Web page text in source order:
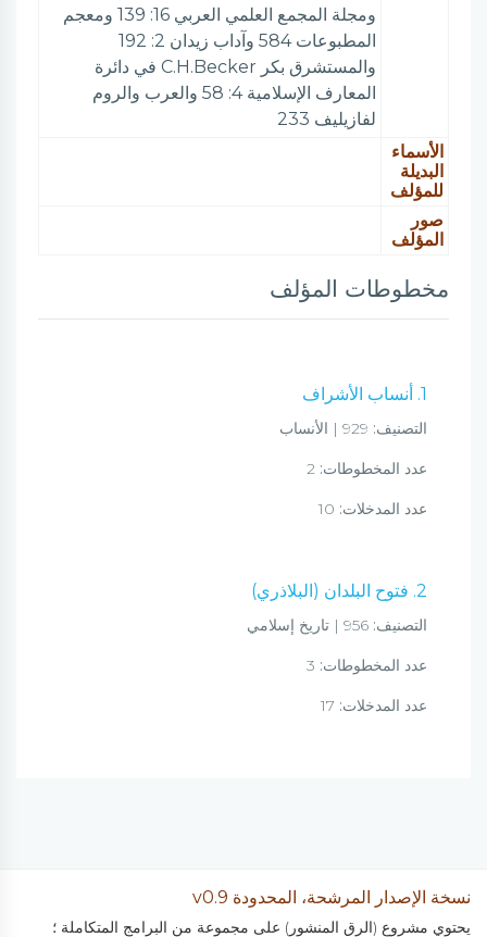
ومجلة المجمع العلمي العربي 16: 139 ومعجم
المطبوعات 584 وآداب زيدان 2: 192
والمستشرق بكر C.H.Becker في دائرة
المعارف الإسلامية 4: 58 والعرب والروم
لفازيليف 233
الأسماء
البديلة
للمؤلف
صور
المؤلف
مخطوطات المؤلف
1. أنساب الأشراف
التصنيف:
عدد المخطوطات:
عدد المدخلات:
2. فتوح البلدان (البلاذري)
التصنيف:
عدد المخطوطات:
عدد المدخلات:
نسخة الإصدار المرشحة، المحدودة v0.9
يحتوي مشروع (الرق المنشور) على مجموعة من البرامج المتكاملة ؛